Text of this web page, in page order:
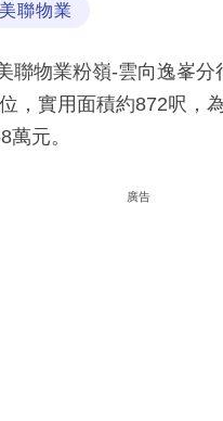
美聯物業
物業粉嶺-雲向逸峯分
，實用面積約872呎，
元。
廣告